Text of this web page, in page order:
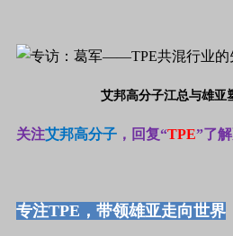
艾邦高分子江总与雄亚
关注艾邦高分子 ，回复“TPE”了
专注TPE，带领雄亚走向世界